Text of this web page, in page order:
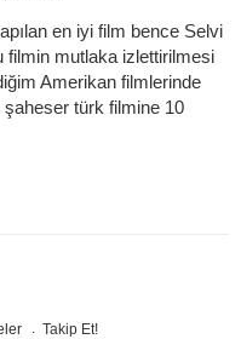
en iyi film bence Selvi
filmin mutlaka izlettirilmesi
Amerikan filmlerinde
şaheser türk filmine 10
Takip Et!